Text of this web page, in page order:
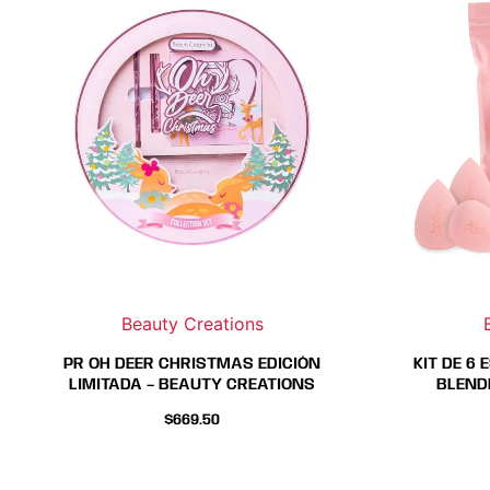
Beauty Creations
PR OH DEER CHRISTMAS EDICIÓN
LIMITADA – BEAUTY CREATIONS
$669.50
KIT DE 6